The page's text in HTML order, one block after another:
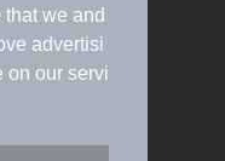
we and
advertisi
on our servi
告出稿のご案内
規約
ルプ
採用情報